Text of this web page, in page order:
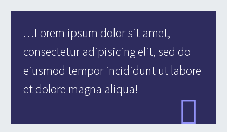
…Lorem ipsum dolor sit amet,
consectetur adipisicing elit, sed do
eiusmod tempor incididunt ut labore
et dolore magna aliqua!
